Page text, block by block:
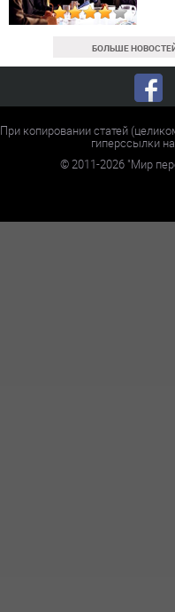
БОЛЬШЕ
При копировании статей
гиперссылки
©2011-2026 "Мир